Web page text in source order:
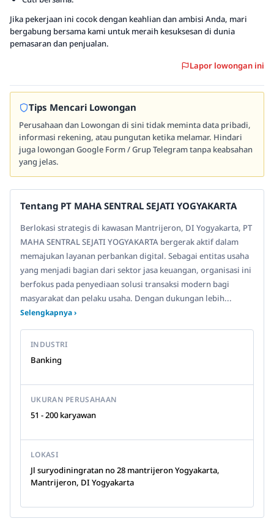
Jika pekerjaan ini cocok dengan keahlian dan ambisi Anda, mari
bergabung bersama kami untuk meraih kesuksesan di dunia
pemasaran dan penjualan.
Lapor lowongan ini
Tips Mencari Lowongan
Perusahaan dan Lowongan di sini tidak meminta data pribadi,
informasi rekening, atau pungutan ketika melamar. Hindari
juga lowongan Google Form / Grup Telegram tanpa keabsahan
yang jelas.
Tentang PT MAHA SENTRAL SEJATI YOGYAKARTA
Berlokasi strategis di kawasan Mantrijeron, DI Yogyakarta, PT
MAHA SENTRAL SEJATI YOGYAKARTA bergerak aktif dalam
memajukan layanan perbankan digital. Sebagai entitas usaha
yang menjadi bagian dari sektor jasa keuangan, organisasi ini
berfokus pada penyediaan solusi transaksi modern bagi
masyarakat dan pelaku usaha. Dengan dukungan lebih...
Selengkapnya ›
INDUSTRI
Banking
UKURAN PERUSAHAAN
51 - 200 karyawan
LOKASI
Jl suryodiningratan no 28 mantrijeron Yogyakarta,
Mantrijeron, DI Yogyakarta